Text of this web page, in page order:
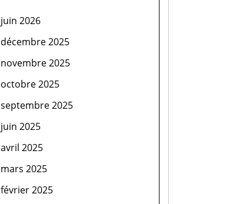
juin 2026
décembre 2025
novembre 2025
octobre 2025
septembre 2025
juin 2025
avril 2025
mars 2025
février 2025